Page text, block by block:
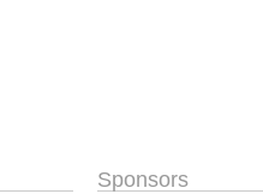
Sponsors